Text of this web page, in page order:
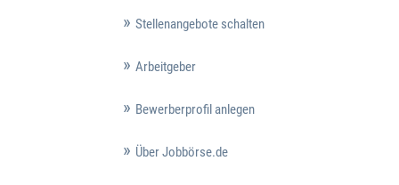
Stellenangebote schalten
Arbeitgeber
Bewerberprofil anlegen
Über Jobbörse.de